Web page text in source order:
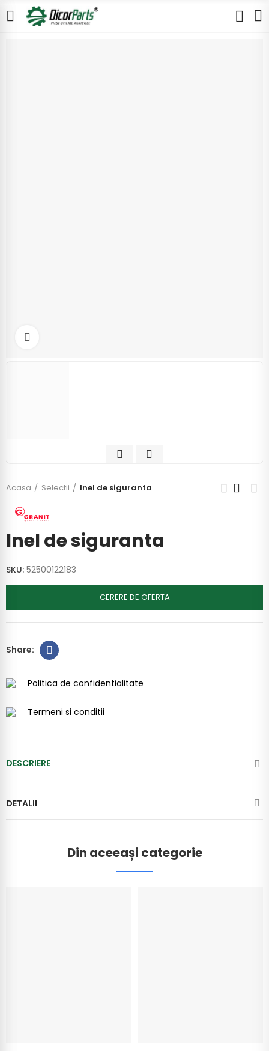
Acasa Selectii Inel de siguranta
Inel de siguranta
SKU: 52500122183
CERERE DE OFERTA
Politica de confidentialitate
Termeni si conditii
DESCRIERE
DETALII
Din aceeași categorie